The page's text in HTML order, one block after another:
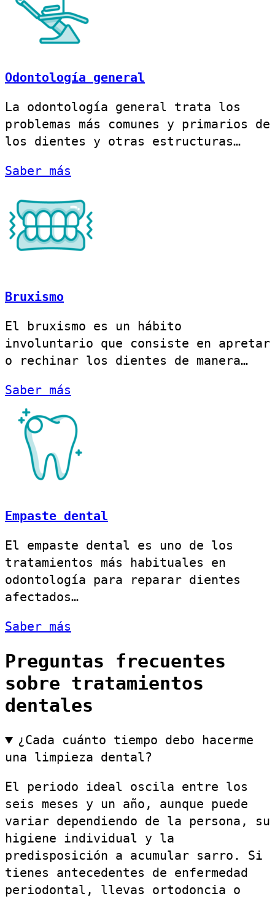
Odontología general
La odontología general trata los
problemas más comunes y primarios de
los dientes y otras estructuras…
Saber más
Bruxismo
El bruxismo es un hábito
involuntario que consiste en apretar
o rechinar los dientes de manera…
Saber más
Empaste dental
El empaste dental es uno de los
tratamientos más habituales en
odontología para reparar dientes
afectados…
Saber más
Preguntas frecuentes
sobre tratamientos
dentales
¿Cada cuánto tiempo debo hacerme
una limpieza dental?
El periodo ideal oscila entre los
seis meses y un año, aunque puede
variar dependiendo de la persona, su
higiene individual y la
predisposición a acumular sarro. Si
tienes antecedentes de enfermedad
periodontal, llevas ortodoncia o